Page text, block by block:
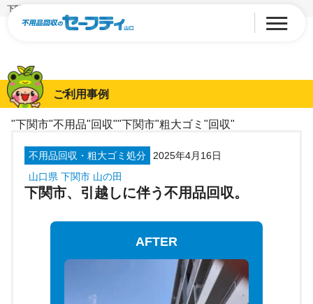
下関市、引越しに伴う不用品回収。
ご利用事例
"下関市"不用品"回収""下関市"粗大ゴミ"回収"
不用品回収・粗大ゴミ処分
2025年4月16日
山口県 下関市 山の田
下関市、引越しに伴う不用品回収。
AFTER